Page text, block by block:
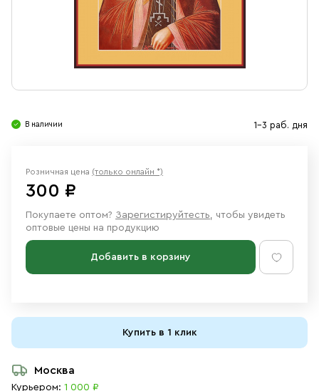
Ювелирные изделия
В наличии 1-3 раб. дня
Розничная цена (только онлайн *)
300 ₽
Покупаете оптом? Зарегистируйтесть, чтобы увидеть
оптовые цены на продукцию
Добавить в корзину
Купить в 1 клик
Москва
Курьером: 1 000 ₽